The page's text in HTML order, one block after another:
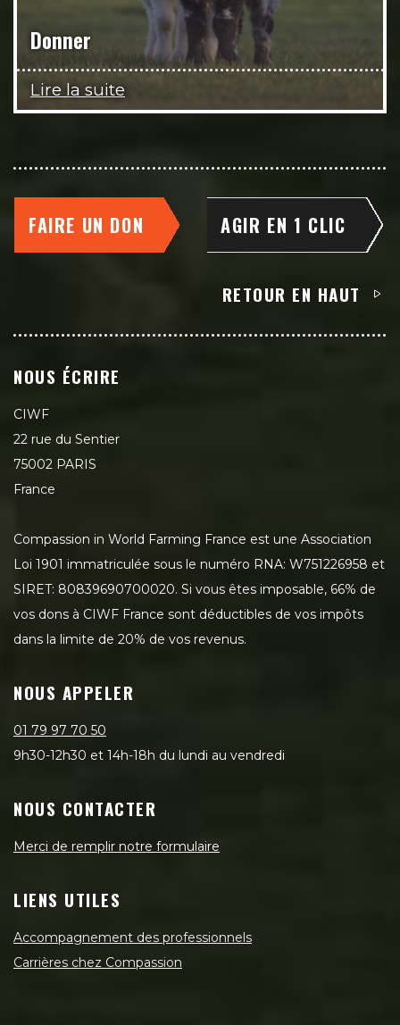
Donner
Lire la suite
FAIRE UN DON AGIR EN 1 CLIC
RETOUR EN HAUT
NOUS ÉCRIRE
CIWF
22 rue du Sentier
75002 PARIS
France
Compassion in World Farming France est une Association
Loi 1901 immatriculée sous le numéro RNA: W751226958 et
SIRET: 80839690700020. Si vous êtes imposable, 66% de
vos dons à CIWF France sont déductibles de vos impôts
dans la limite de 20% de vos revenus.
NOUS APPELER
01 79 97 70 50
9h30-12h30 et 14h-18h du lundi au vendredi
NOUS CONTACTER
Merci de remplir notre formulaire
LIENS UTILES
Accompagnement des professionnels
Carrières chez Compassion